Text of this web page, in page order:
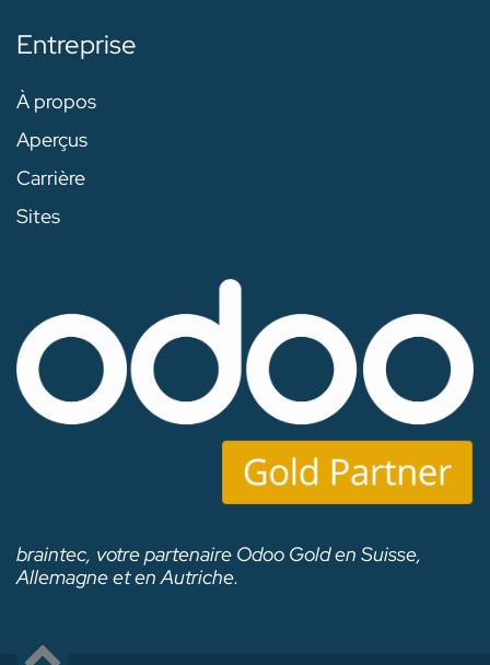
Entreprise
À propos
Aperçus
Carrière
Sites
braintec, votre partenaire Odoo Gold en Suisse,
Allemagne et en Autriche.